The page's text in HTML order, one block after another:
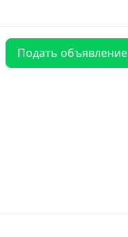
Подать объявление